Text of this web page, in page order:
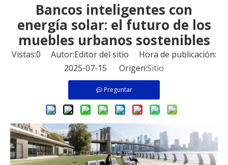
Bancos inteligentes con
energía solar: el futuro de los
muebles urbanos sostenibles
Vistas:0 Autor:Editor del sitio Hora de publicación:
2025-07-15 Origen:Sitio
Preguntar